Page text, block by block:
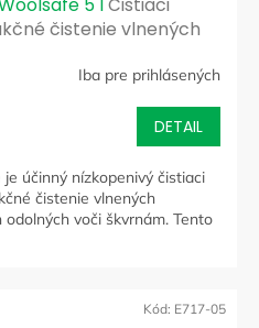
5 lČistiaci
čistenie vlnených
Iba pre prihlásených
DETAIL
účinný nízkopenivý čistiaci
čistenie vlnených
voči škvrnám. Tento
Kód: E717-05